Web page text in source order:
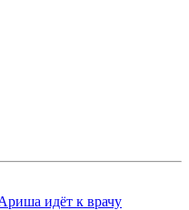
идёт к врачу